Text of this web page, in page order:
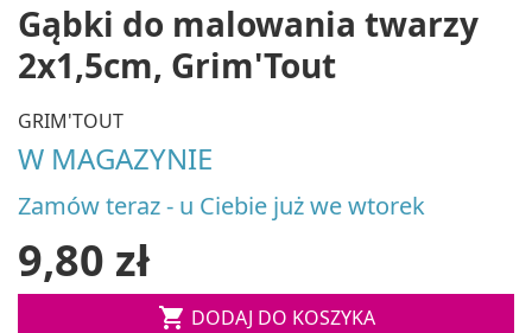
Gąbki do malowania twarzy
2x1,5cm, Grim'Tout
GRIM'TOUT
W MAGAZYNIE
Zamów teraz - u Ciebie już we wtorek
9,80 zł
 DODAJ DO KOSZYKA